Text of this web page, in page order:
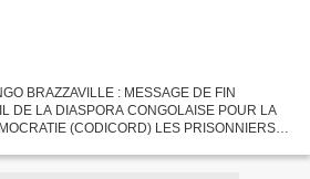
BRAZZAVILLE : MESSAGE DE FIN
DE LA DIASPORA CONGOLAISE POUR LA
(CODICORD) LES PRISONNIERS